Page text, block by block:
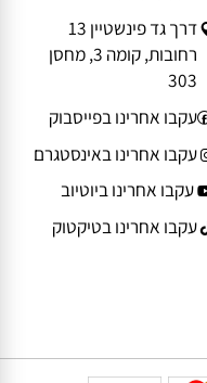
Service@play-
smart.co.il
דרך גד פינשטיין 13
303
עקבו אחרינו בפייסבוק
עקבו אחרינו באינסטגרם